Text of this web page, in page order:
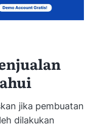
jika pembuatan
dilakukan